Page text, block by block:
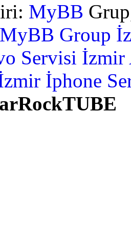
MyBB
MyBB Group
Servisi İzmir
İphone